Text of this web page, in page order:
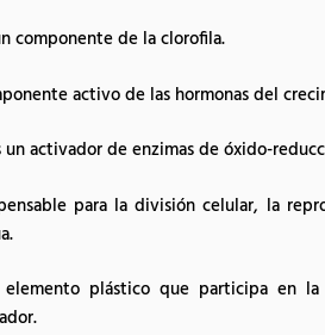
componente de la clorofila.
activo de las hormonas del
un activador de enzimas de óxido-
para la división celular, la
plástico que participa en la